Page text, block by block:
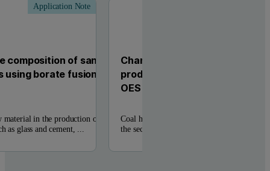
Application Note
of sand
using borate fusion
material in the production of
as glass and cement, ...
Characterization of coal and
products using borate fusions
OES analyses
Coal has been used for centuries as a
the second sourse of energy produced and ...